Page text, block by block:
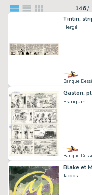
146/
Tintin,
Hergé
Banque
Franquin
Banque
Jacobs